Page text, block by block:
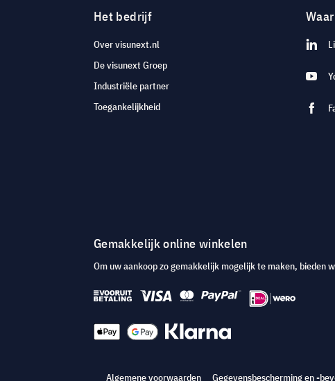
Het bedrijf
Over visunext.nl
De visunext Groep
Industriële partner
Toegankelijkheid
Gemakkelijk online winkelen
Om uw aankoop zo gemakkelijk mogelijk te maken, bieden
Algemene voorwaarden Gegevensbescherming en -